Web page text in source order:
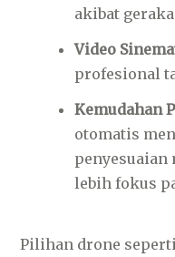
akibat
Video
profesional
Kemudahan
otomatis
penyesuaian
lebih fokus
Pilihan drone seperti